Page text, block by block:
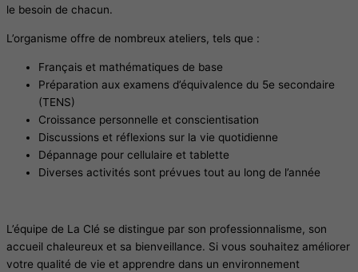
le besoin de chacun.
L’organisme offre de nombreux ateliers, tels que :
Français et mathématiques de base
Préparation aux examens d’équivalence du 5e secondaire
(TENS)
Croissance personnelle et conscientisation
Discussions et réflexions sur la vie quotidienne
Dépannage pour cellulaire et tablette
Diverses activités sont prévues tout au long de l’année
L’équipe de La Clé se distingue par son professionnalisme, son
accueil chaleureux et sa bienveillance. Si vous souhaitez améliorer
votre qualité de vie et apprendre dans un environnement